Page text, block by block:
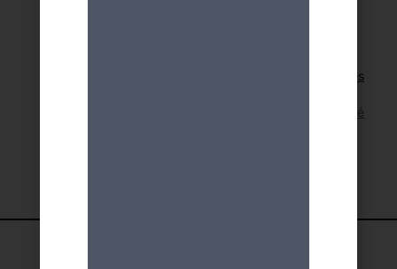
Retour aux activités
Lien pour cette activité